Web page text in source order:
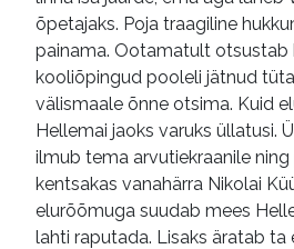
õpetajaks. Poja traagiline
painama. Ootamatult otsustab
kooliõpingud pooleli jätnud
välismaale õnne otsima. Kuid
Hellemai jaoks varuks üllatusi.
ilmub tema arvutiekraanile
kentsakas vanahärra Nikolai
elurõõmuga suudab mees
lahti raputada. Lisaks äratab ta